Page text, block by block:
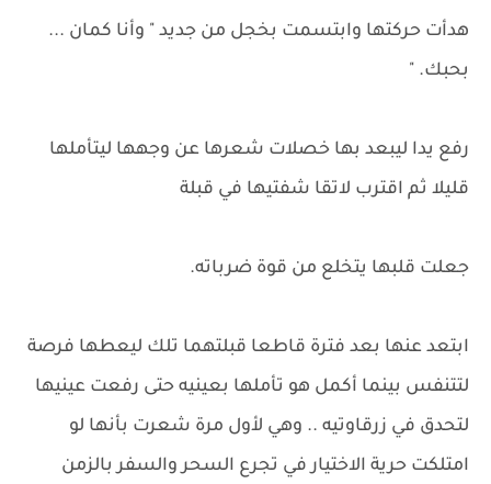
هدأت حركتها وابتسمت بخجل من جديد " وأنا كمان ...
بحبك. "
رفع يدا ليبعد بها خصلات شعرها عن وجهها ليتأملها
قليلا ثم اقترب لاتقا شفتيها في قبلة
جعلت قلبها يتخلع من قوة ضرباته.
ابتعد عنها بعد فترة قاطعا قبلتهما تلك ليعطها فرصة
لتتنفس بينما أكمل هو تأملها بعينيه حتى رفعت عينيها
لتحدق في زرقاوتيه .. وهي لأول مرة شعرت بأنها لو
امتلكت حرية الاختيار في تجرع السحر والسفر بالزمن